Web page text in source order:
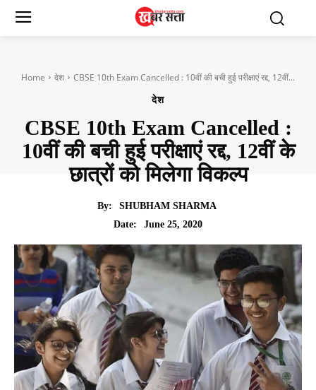
Home देश CBSE 10th Exam Cancelled : 10वीं की बची हुई परीक्षाएं रद्द, 12वीं...
देश
CBSE 10th Exam Cancelled :
10वीं की बची हुई परीक्षाएं रद्द, 12वीं के
छात्रों को मिलेगा विकल्प
By:
SHUBHAM SHARMA
Date:
June 25, 2020